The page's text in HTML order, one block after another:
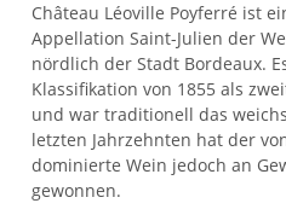
Château Léoville Poyferré ist
Appellation Saint-Julien der
nördlich der Stadt Bordeaux.
Klassifikation von 1855 als
und war traditionell das
letzten Jahrzehnten hat der
dominierte Wein jedoch an
gewonnen.